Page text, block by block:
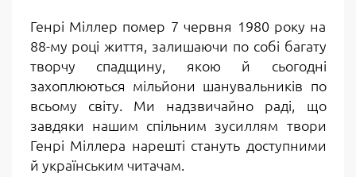
Генрі Міллер помер 7 червня 1980 року на
88-му році життя, залишаючи по собі багату
творчу спадщину, якою й сьогодні
захоплюються мільйони шанувальників по
всьому світу. Ми надзвичайно раді, що
завдяки нашим спільним зусиллям твори
Генрі Міллера нарешті стануть доступними
й українським читачам.